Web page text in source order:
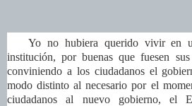
Yo no hubiera querido vivir en
institución, por buenas que fuesen
conviniendo a los ciudadanos el
modo distinto al necesario por el
ciudadanos al nuevo gobierno, el